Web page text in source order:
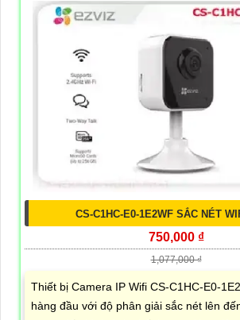
CS-C1HC-E0-1E2WF SẮC NÉT
750,000 ₫
1,077,000 ₫
Thiết bị Camera IP Wifi CS-C1HC-E0-
hàng đầu với độ phân giải sắc nét lên